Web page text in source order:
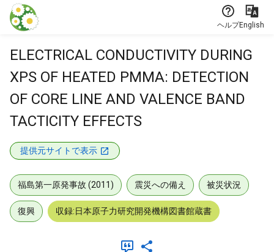
本文に飛ぶ
ヘルプEnglish
ELECTRICAL CONDUCTIVITY DURING
XPS OF HEATED PMMA: DETECTION
OF CORE LINE AND VALENCE BAND
TACTICITY EFFECTS
提供元サイトで表示
福島第一原発事故 (2011) 震災への備え 被災状況
復興 収録:日本原子力研究開発機構図書館蔵書